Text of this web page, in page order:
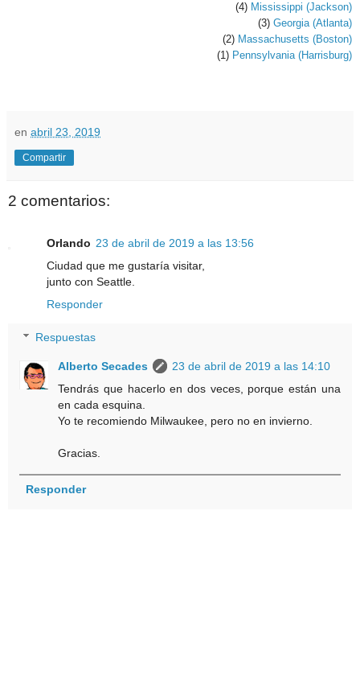
(4) Mississippi (Jackson)
(3) Georgia (Atlanta)
(2) Massachusetts (Boston)
(1) Pennsylvania (Harrisburg)
en abril 23, 2019
Compartir
2 comentarios:
Orlando 23 de abril de 2019 a las 13:56
Ciudad que me gustaría visitar,
junto con Seattle.
Responder
Respuestas
Alberto Secades
23 de abril de 2019 a las 14:10
Tendrás que hacerlo en dos veces, porque están una
en cada esquina.
Yo te recomiendo Milwaukee, pero no en invierno.
Gracias.
Responder